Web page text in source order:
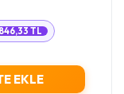
846,33 TL
EKLE